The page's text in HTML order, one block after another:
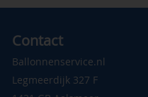
Contact
Ballonnenservice.nl
Legmeerdijk 327 F